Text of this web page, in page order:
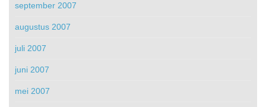
september 2007
augustus 2007
juli 2007
juni 2007
mei 2007